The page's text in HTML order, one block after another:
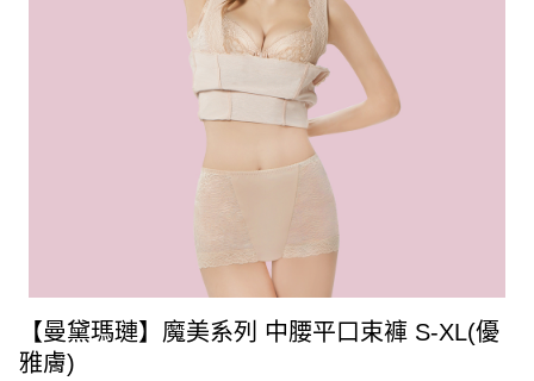
【曼黛瑪璉】魔美系列 中腰平口束褲 S-XL(優
雅膚)